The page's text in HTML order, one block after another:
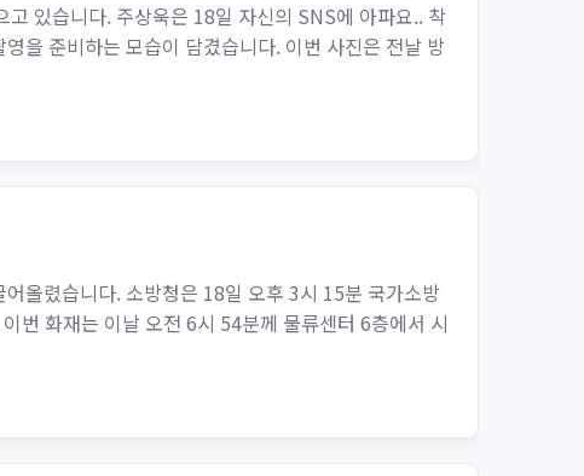
있습니다. 주상욱은 18일 자신의 SNS에 아파요.. 착
을 준비하는 모습이 담겼습니다. 이번 사진은 전날 방
올렸습니다. 소방청은 18일 오후 3시 15분 국가소방
번 화재는 이날 오전 6시 54분께 물류센터 6층에서 시